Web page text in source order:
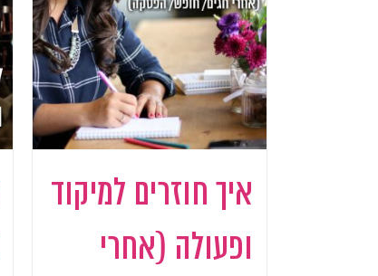
איך חוזרים למיקוד
ופעולה (אחרי